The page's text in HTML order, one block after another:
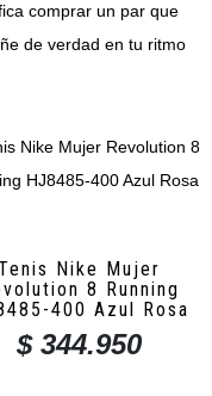
comprar un par que
de verdad en tu ritmo
Nike Mujer
8 Running
400 Azul Rosa
$344.950